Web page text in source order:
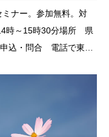
ナー。参加無料。対
時～15時30分場所 県
込・問合 電話で東播